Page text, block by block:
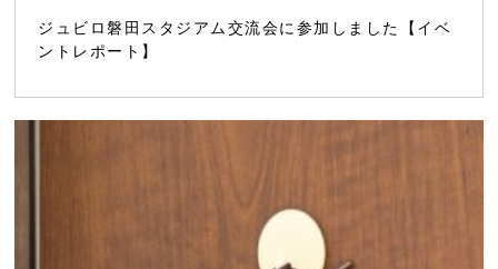
ジュビロ磐田スタジアム交流会に参加しました【イベ
ントレポート】